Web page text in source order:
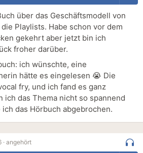
über das Geschäftsmodell von
Playlists. Habe schon vor dem
gekehrt aber jetzt bin ich
froher darüber.
ich wünschte, eine
hätte es eingelesen 😭 Die
fry, und ich fand es ganz
ich das Thema nicht so spannend
das Hörbuch abgebrochen.
· angehört